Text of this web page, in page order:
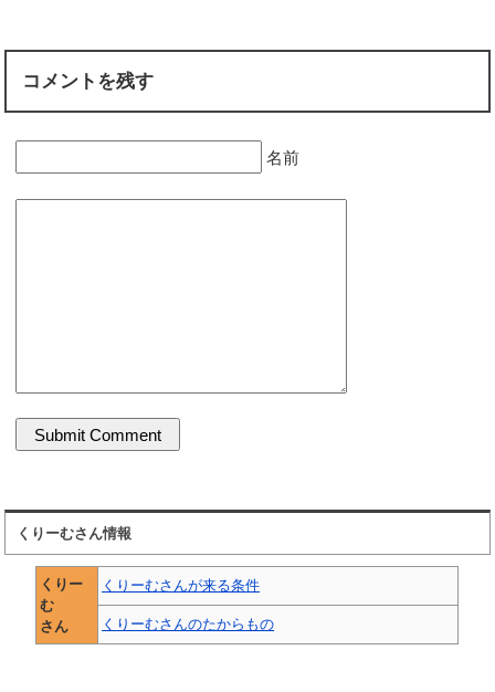
コメントを残す
名前
くりーむさん情報
くりー
む
さん
くりーむさんが来る条件
くりーむさんのたからもの